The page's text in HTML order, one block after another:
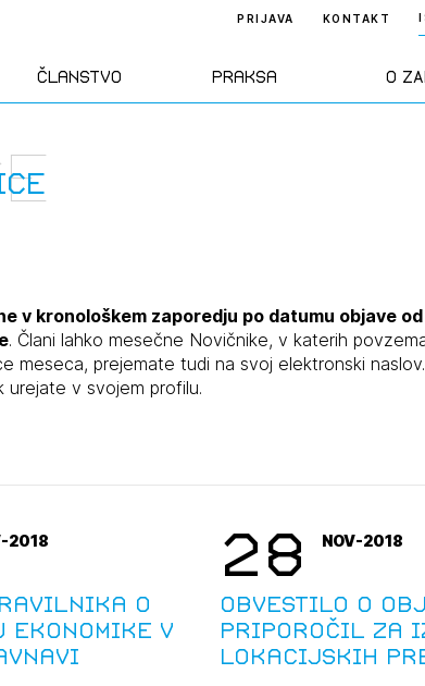
Članstvo Praksa O
PRIJAVA KONTAKT
Člani ZAPS
Kandidati za
izpit
Opravljanje
Za investitorje
v kronološkem zaporedju po datumu objave
. Člani lahko mesečne Novičnike, v katerih
meseca, prejemate tudi na svoj elektronski
urejate v svojem profilu.
2018
o
v
28 NOV-2018
Obvestilo o
Priporočil za
lokacijskih